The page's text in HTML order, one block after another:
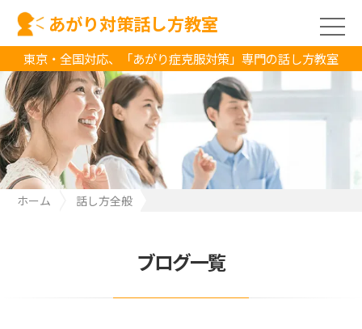
東京・全国対応、「あがり症克服対策」専門の話し方教室
あがり対策話し方教室
ホーム
話し方全般
ブログ一覧